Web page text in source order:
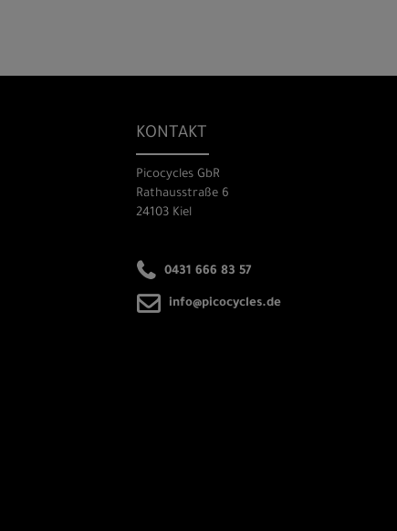
KONTAKT
Picocycles GbR
Rathausstraße 6
24103 Kiel
0431 666 83 57
info@picocycles.de